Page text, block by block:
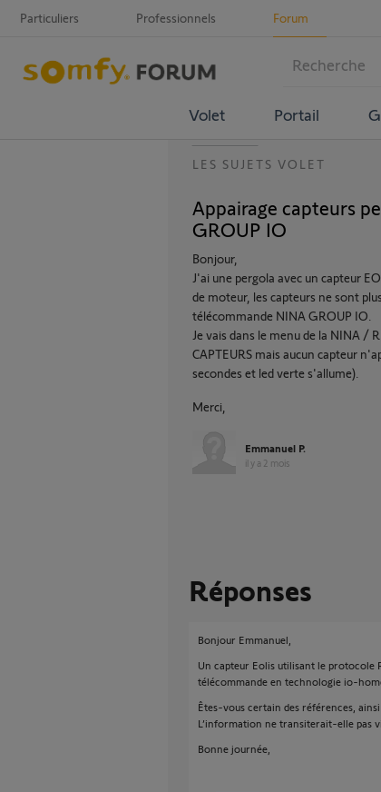
Particuliers Professionnels Forum
Volet Portail
LES SUJETS VOLET
Appairage capteurs
GROUP IO
Bonjour,
J'ai une pergola avec un capteur
de moteur, les capteurs ne sont
télécommande NINA GROUP IO.
Je vais dans le menu de la NINA /
CAPTEURS mais aucun capteur
secondes et led verte s'allume).
Merci,
Emmanuel P.
il y a 2 mois
Réponses
Bonjour Emmanuel,
Un capteur Eolis utilisant le protocole
télécommande en technologie io-
Êtes-vous certain des références,
L’information ne transiterait-elle pas
Bonne journée,